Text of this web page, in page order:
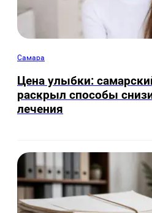
Самара
Цена улыбки:
раскрыл способы
лечения